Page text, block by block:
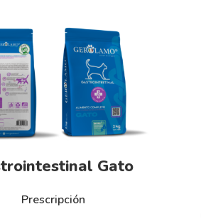
Gato
Prescripción